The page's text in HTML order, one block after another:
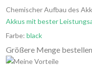
Chemischer Aufbau des
Akkus mit bester
Farbe: black
Größere Menge